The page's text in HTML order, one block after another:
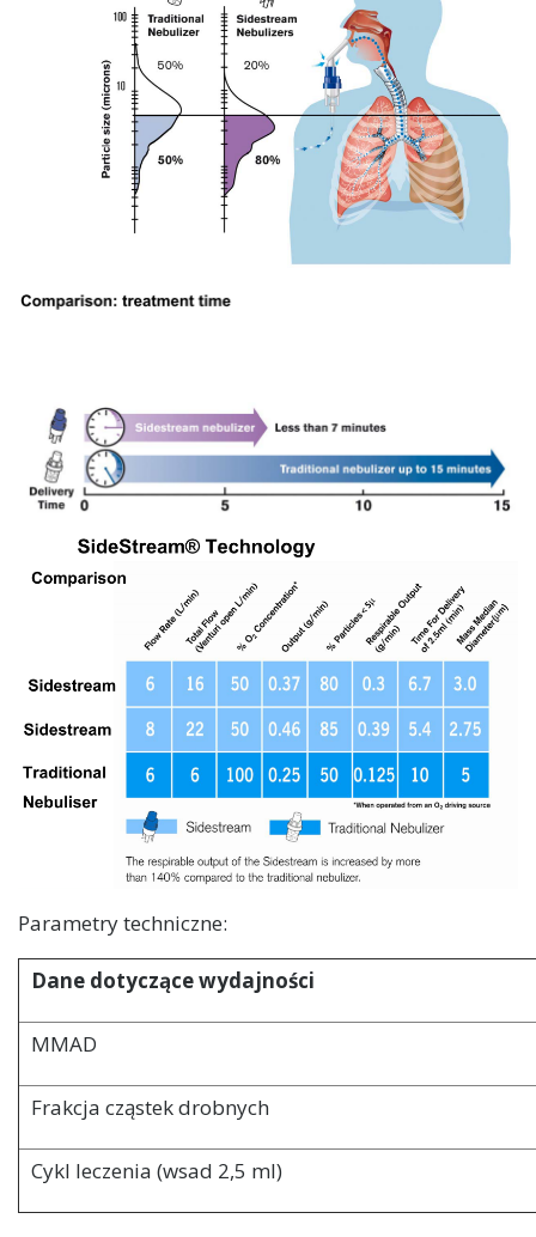
Parametry techniczne:
Dane dotyczące wydajności
MMAD
Frakcja cząstek drobnych
Cykl leczenia (wsad 2,5 ml)